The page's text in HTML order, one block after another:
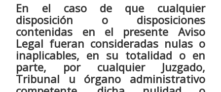
En el caso de que cualquier
disposición o disposiciones
contenidas en el presente Aviso
Legal fueran consideradas nulas o
inaplicables, en su totalidad o en
parte, por cualquier Juzgado,
Tribunal u órgano administrativo